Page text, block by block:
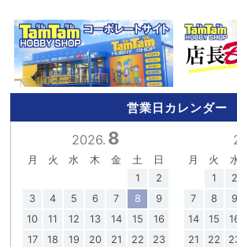
営業日カレンダー
2026. 8
月 火 水 木 金 土
日
1
2
3
4 5 6 7 8
9
10
11 12 13 14 15
16
17
18 19 20 21 22
23
月 火
1
2
7
8 9
14
15
21
22